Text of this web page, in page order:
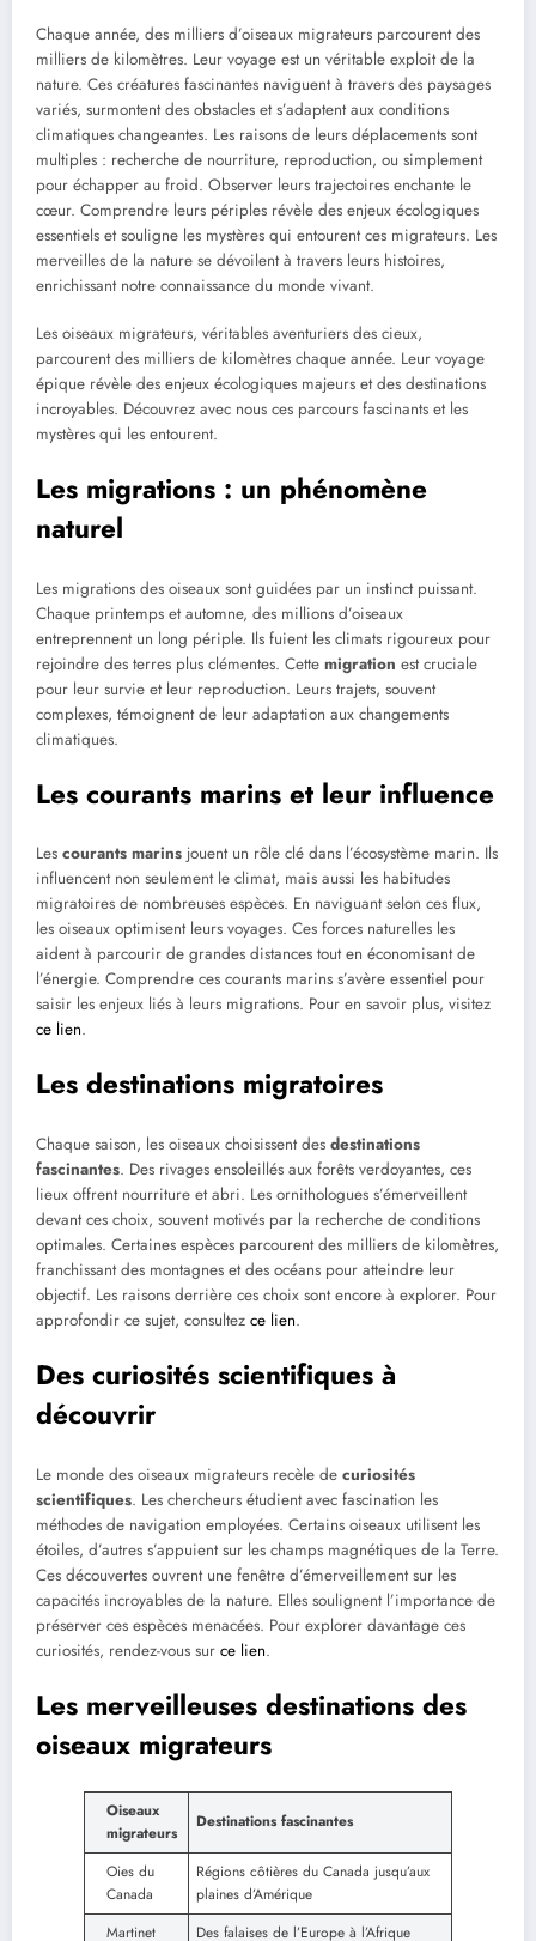
Chaque année, des milliers d’oiseaux migrateurs parcourent des
milliers de kilomètres. Leur voyage est un véritable exploit de la
nature. Ces créatures fascinantes naviguent à travers des paysages
variés, surmontent des obstacles et s’adaptent aux conditions
climatiques changeantes. Les raisons de leurs déplacements sont
multiples : recherche de nourriture, reproduction, ou simplement
pour échapper au froid. Observer leurs trajectoires enchante le
cœur. Comprendre leurs périples révèle des enjeux écologiques
essentiels et souligne les mystères qui entourent ces migrateurs. Les
merveilles de la nature se dévoilent à travers leurs histoires,
enrichissant notre connaissance du monde vivant.
Les oiseaux migrateurs, véritables aventuriers des cieux,
parcourent des milliers de kilomètres chaque année. Leur voyage
épique révèle des enjeux écologiques majeurs et des destinations
incroyables. Découvrez avec nous ces parcours fascinants et les
mystères qui les entourent.
Les migrations : un phénomène
naturel
Les migrations des oiseaux sont guidées par un instinct puissant.
Chaque printemps et automne, des millions d’oiseaux
entreprennent un long périple. Ils fuient les climats rigoureux pour
rejoindre des terres plus clémentes. Cette migration est cruciale
pour leur survie et leur reproduction. Leurs trajets, souvent
complexes, témoignent de leur adaptation aux changements
climatiques.
Les courants marins et leur influence
Les courants marins jouent un rôle clé dans l’écosystème marin. Ils
influencent non seulement le climat, mais aussi les habitudes
migratoires de nombreuses espèces. En naviguant selon ces flux,
les oiseaux optimisent leurs voyages. Ces forces naturelles les
aident à parcourir de grandes distances tout en économisant de
l’énergie. Comprendre ces courants marins s’avère essentiel pour
saisir les enjeux liés à leurs migrations. Pour en savoir plus, visitez
ce lien.
Les destinations migratoires
Chaque saison, les oiseaux choisissent des destinations
fascinantes. Des rivages ensoleillés aux forêts verdoyantes, ces
lieux offrent nourriture et abri. Les ornithologues s’émerveillent
devant ces choix, souvent motivés par la recherche de conditions
optimales. Certaines espèces parcourent des milliers de kilomètres,
franchissant des montagnes et des océans pour atteindre leur
objectif. Les raisons derrière ces choix sont encore à explorer. Pour
approfondir ce sujet, consultez ce lien.
Des curiosités scientifiques à
découvrir
Le monde des oiseaux migrateurs recèle de curiosités
scientifiques. Les chercheurs étudient avec fascination les
méthodes de navigation employées. Certains oiseaux utilisent les
étoiles, d’autres s’appuient sur les champs magnétiques de la Terre.
Ces découvertes ouvrent une fenêtre d’émerveillement sur les
capacités incroyables de la nature. Elles soulignent l’importance de
préserver ces espèces menacées. Pour explorer davantage ces
curiosités, rendez-vous sur ce lien.
Les merveilleuses destinations des
oiseaux migrateurs
Oiseaux
migrateurs
Destinations fascinantes
Oies du
Canada
Régions côtières du Canada jusqu’aux
plaines d’Amérique
Martinet
Des falaises de l’Europe à l’Afrique